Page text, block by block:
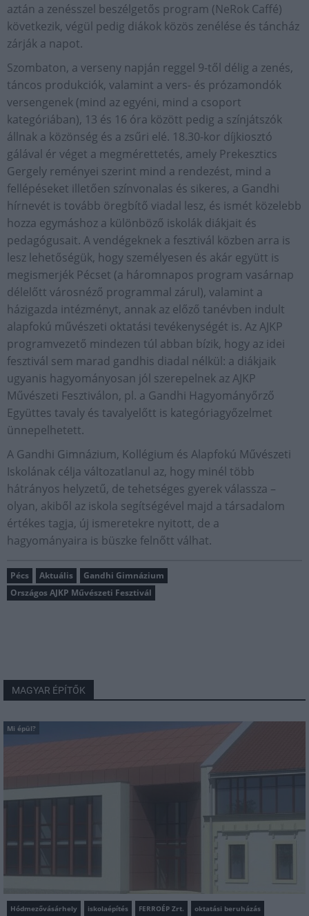
aztán a zenésszel beszélgetős program (NeRok Caffé)
következik, végül pedig diákok közös zenélése és táncház
zárják a napot.
Szombaton, a verseny napján reggel 9-től délig a zenés,
táncos produkciók, valamint a vers- és prózamondók
versengenek (mind az egyéni, mind a csoport
kategóriában), 13 és 16 óra között pedig a színjátszók
állnak a közönség és a zsűri elé. 18.30-kor díjkiosztó
gálával ér véget a megmérettetés, amely Prekesztics
Gergely reményei szerint mind a rendezést, mind a
fellépéseket illetően színvonalas és sikeres, a Gandhi
hírnevét is tovább öregbítő viadal lesz, és ismét közelebb
hozza egymáshoz a különböző iskolák diákjait és
pedagógusait. A vendégeknek a fesztivál közben arra is
lesz lehetőségük, hogy személyesen és akár együtt is
megismerjék Pécset (a háromnapos program vasárnap
délelőtt városnéző programmal zárul), valamint a
házigazda intézményt, annak az előző tanévben indult
alapfokú művészeti oktatási tevékenységét is. Az AJKP
programvezető mindezen túl abban bízik, hogy az idei
fesztivál sem marad gandhis diadal nélkül: a diákjaik
ugyanis hagyományosan jól szerepelnek az AJKP
Művészeti Fesztiválon, pl. a Gandhi Hagyományőrző
Együttes tavaly és tavalyelőtt is kategóriagyőzelmet
ünnepelhetett.
A Gandhi Gimnázium, Kollégium és Alapfokú Művészeti
Iskolának célja változatlanul az, hogy minél több
hátrányos helyzetű, de tehetséges gyerek válassza –
olyan, akiből az iskola segítségével majd a társadalom
értékes tagja, új ismeretekre nyitott, de a
hagyományaira is büszke felnőtt válhat.
Pécs Aktuális
Gandhi Gimnázium
Országos AJKP Művészeti Fesztivál
MAGYAR ÉPÍTŐK
Mi épül?
Hódmezővásárhely iskolaépítés FERROÉP Zrt. oktatási beruházás